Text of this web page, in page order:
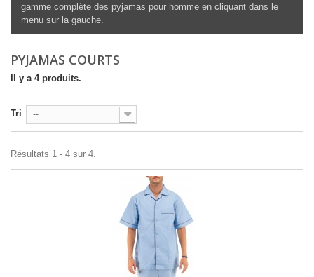
gamme complète des pyjamas pour homme en cliquant dans le
menu sur la gauche.
PYJAMAS COURTS
Il y a 4 produits.
Tri --
Résultats 1 - 4 sur 4.